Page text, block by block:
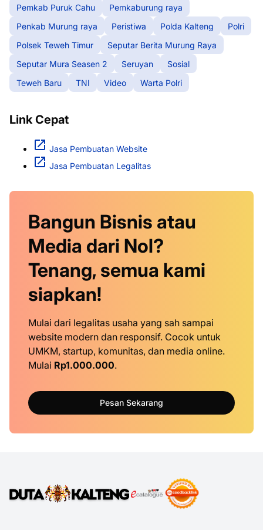
Pemkab Puruk Cahu
Pemkaburung raya
Penkab Murung raya
Peristiwa Polda Kalteng
Polri
Polsek Teweh Timur
Seputar Berita Murung Raya
Seputar Mura Seasen 2
Seruyan
Sosial
Teweh Baru
TNI Video Warta Polri
Link Cepat
Jasa Pembuatan Website
Jasa Pembuatan Legalitas
Bangun Bisnis atau
Media dari Nol?
Tenang, semua kami
siapkan!
Mulai dari legalitas usaha yang sah sampai
website modern dan responsif. Cocok untuk
UMKM, startup, komunitas, dan media online.
Mulai Rp1.000.000.
Pesan Sekarang